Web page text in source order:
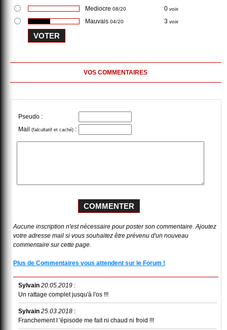
Mediocre 08/20 0 voix
Mauvais 04/20 3 voix
VOS COMMENTAIRES
Pseudo :
Mail (falcultatif et caché) :
Aucune inscription n'est nécessaire pour poster son commentaire. Ajoutez
votre adresse mail si vous souhaitez être prévenu d'un nouveau
commentaire sur cette page.
Plus de Commentaires vous attendent sur le Forum !
Sylvain 20.05.2019 :
Un rattage complet jusqu'à l'os !!!
Sylvain 25.03.2018 :
Franchement l 'épisode me fait ni chaud ni froid !!!